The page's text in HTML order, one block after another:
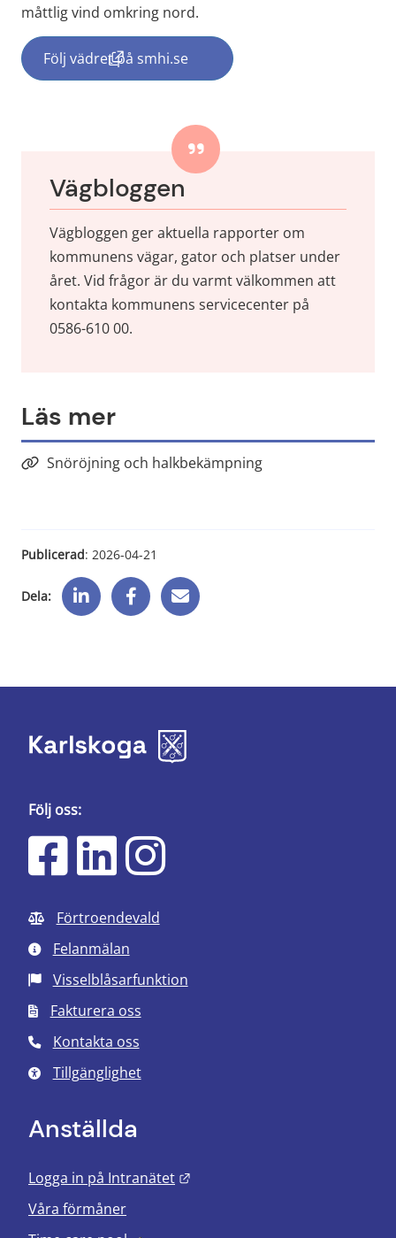
måttlig vind omkring nord.
Följ vädret på smhi.se(länk till annan webbplats, öppnas i nytt
Vägbloggen
Vägbloggen ger aktuella rapporter om
kommunens vägar, gator och platser under
året. Vid frågor är du varmt välkommen att
kontakta kommunens servicecenter på
0586-610 00.
Läs mer
Snöröjning och halkbekämpning
Publicerad: 2026-04-21
Dela:
Följ oss:
Förtroendevald
Felanmälan
Visselblåsarfunktion
Fakturera oss
Kontakta oss
Tillgänglighet
Anställda
Logga in på Intranätet
Våra förmåner